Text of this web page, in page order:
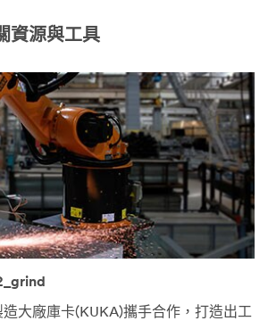
資源與工具
大廠庫卡(KUKA)攜手合作，打造出工